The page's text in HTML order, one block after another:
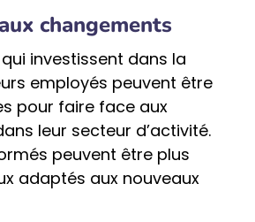
changements
investissent dans la
employés peuvent être
pour faire face aux
leur secteur d’activité.
peuvent être plus
adaptés aux nouveaux